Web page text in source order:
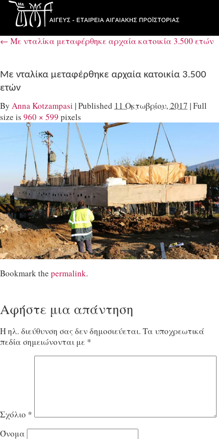
← Με νταλίκα μεταφέρθηκε αρχαία κατοικία 3.500 ετών
Με νταλίκα μεταφέρθηκε αρχαία κατοικία 3.500
ετών
By Anna Kotzampasi |Published 11 Οκτωβρίου, 2017 |Full
size is 960 × 599 pixels
Bookmark the permalink.
Αφήστε μια απάντηση
Η ηλ. διεύθυνση σας δεν δημοσιεύεται. Τα υποχρεωτικά
πεδία σημειώνονται με *
Σχόλιο *
Όνομα